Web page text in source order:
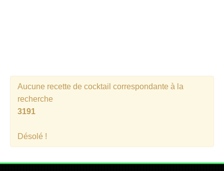
Aucune recette de cocktail correspondante à la
recherche
3191
Désolé !